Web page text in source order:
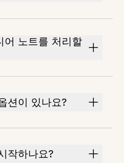
어 노트를 처리할
션이 있나요?
작하나요?